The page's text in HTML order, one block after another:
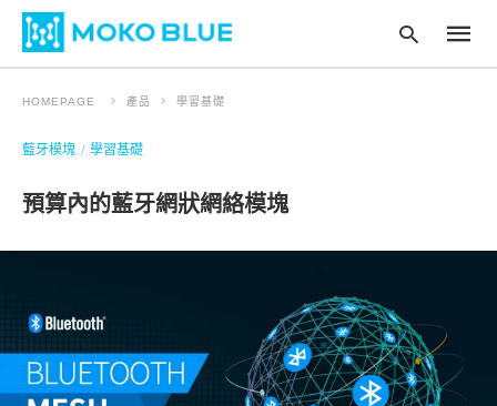
HOMEPAGE 產品 學習基礎
藍牙模塊 學習基礎
預算內的藍牙網狀網絡模塊